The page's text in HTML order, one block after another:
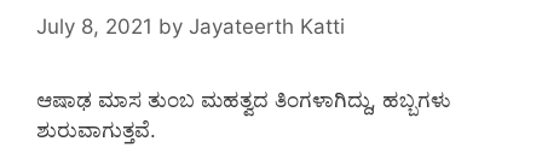
July 8, 2021 by Jayateerth Katti
ಆಷಾಢ ಮಾಸ ತುಂಬ ಮಹತ್ವದ ತಿಂಗಳಾಗಿದ್ದು, ಹಬ್ಬಗಳು
ಶುರುವಾಗುತ್ತವೆ.